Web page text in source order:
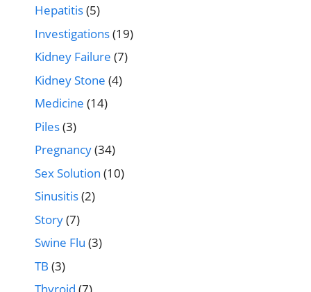
Hepatitis(5)
Investigations(19)
Kidney Failure (7)
Kidney Stone (4)
Medicine (14)
Piles(3)
Pregnancy(34)
Sex Solution (10)
Sinusitis(2)
Story(7)
Swine Flu (3)
TB (3)